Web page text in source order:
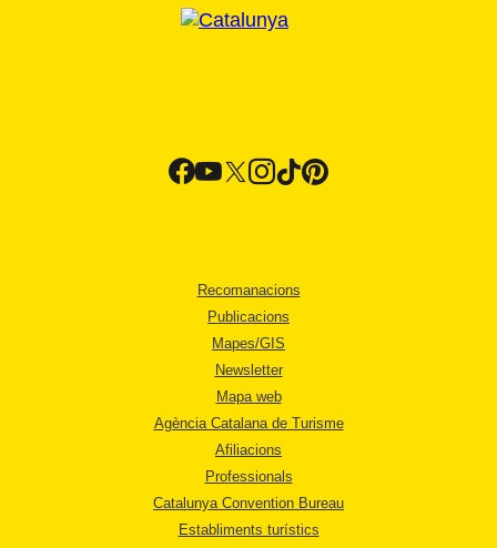
Recomanacions
Publicacions
Mapes/GIS
Newsletter
Mapa web
Agència Catalana de Turisme
Afiliacions
Professionals
Catalunya Convention Bureau
Establiments turístics